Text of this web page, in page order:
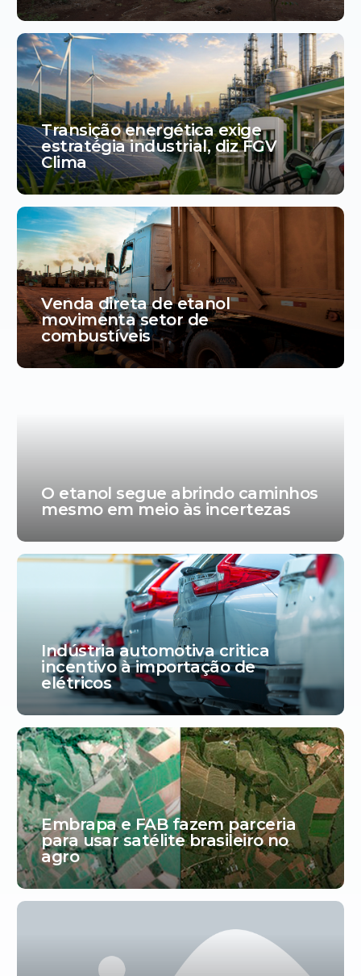
Transição energética exige
estratégia industrial, diz FGV
Clima
Venda direta de etanol
movimenta setor de
combustíveis
O etanol segue abrindo caminhos
mesmo em meio às incertezas
Indústria automotiva critica
incentivo à importação de
elétricos
Embrapa e FAB fazem parceria
para usar satélite brasileiro no
agro